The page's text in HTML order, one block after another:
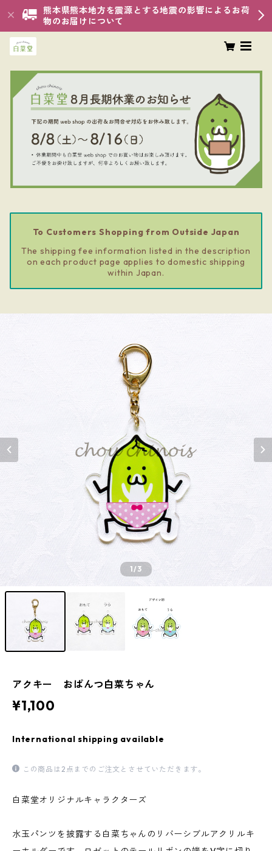
熊本県熊本地方を震源とする地震の影響によるお荷
物のお届けについて
To Customers Shopping from Outside Japan
The shipping fee information listed in the description
on each product page applies to domestic shipping
within Japan.
1/3
アクキー おぱんつ白菜ちゃん
¥1,100
International shipping available
この商品は2点までのご注文とさせていただきます。
白菜堂オリジナルキャラクターズ
水玉パンツを披露する白菜ちゃんのリバーシブルアクリルキ